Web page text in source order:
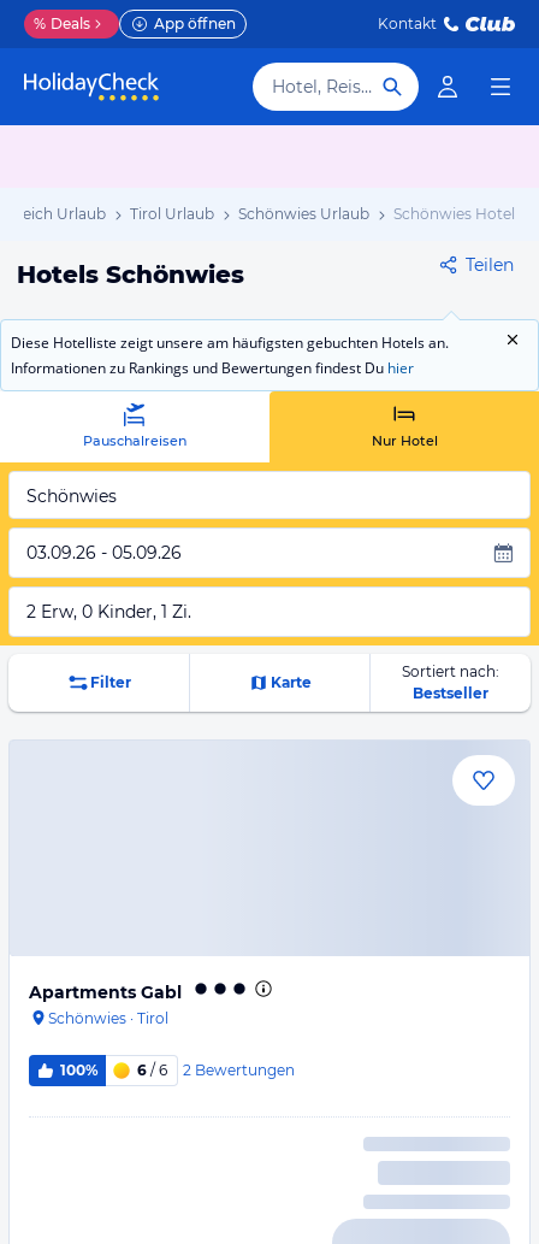
% Deals App öffnen Kontakt
Hotel, Reiseziel
Urlaub Tirol Urlaub Schönwies Urlaub Schönwies Hotels
Hotels Schönwies Teilen
Diese Hotelliste zeigt unsere am häufigsten gebuchten Hotels an.
Informationen zu Rankings und Bewertungen findest Du hier
Pauschalreisen Nur Hotel
Schönwies
03.09.26 - 05.09.26
2 Erw, 0 Kinder, 1 Zi.
Filter Karte
Sortiert nach:
Bestseller
Apartments Gabl
Schönwies · Tirol
100% 6 / 6 2 Bewertungen